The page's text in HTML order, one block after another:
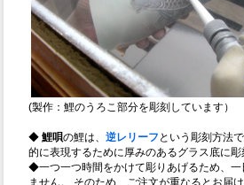
(製作：鯉のうろこ部分を彫刻しています）
◆鯉唄の鯉は、逆レリーフ という彫刻方法
的に表現するために厚みのあるグラス底に彫
◆一つ一つ時間をかけて彫りあげるため、一
ません。 そのため、ご注文が重なるとお届